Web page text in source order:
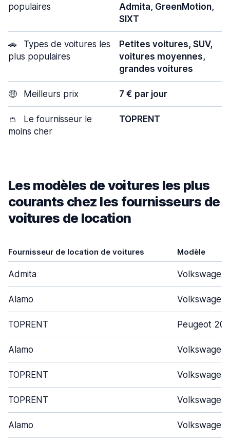
populaires
Admita, GreenMotion,
SIXT
🚗
Types de voitures les
plus populaires
Petites voitures, SUV,
voitures moyennes,
grandes voitures
🤑 Meilleurs prix 7 € par jour
👛
Le fournisseur le
moins cher
TOPRENT
Les modèles de voitures les plus
courants chez les fournisseurs de
voitures de location
Fournisseur de location de voitures Modèle
Admita Volkswagen
Alamo Volkswagen
TOPRENT Peugeot 208
Alamo Volkswagen
TOPRENT Volkswagen
TOPRENT Volkswagen
Alamo Volkswagen